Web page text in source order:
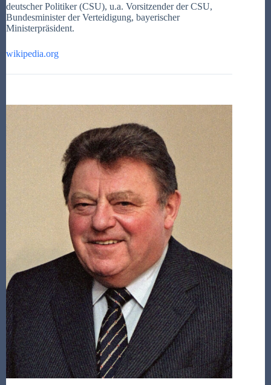
deutscher Politiker (CSU), u.a. Vorsitzender der CSU,
Bundesminister der Verteidigung, bayerischer
Ministerpräsident.
wikipedia.org